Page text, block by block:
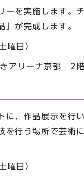
ーを実施します。
」が完成します。
曜日）
きアリーナ京都 2
に、作品展示を
を行う場所で芸術
曜日）